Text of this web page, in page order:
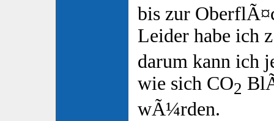
bis zur
Leider habe ich
darum kann ich
wie sich CO2
wÃ¼rden.